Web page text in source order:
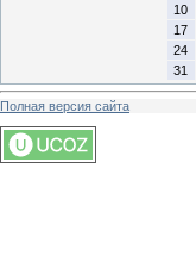
10
17
24
31
Полная версия сайта